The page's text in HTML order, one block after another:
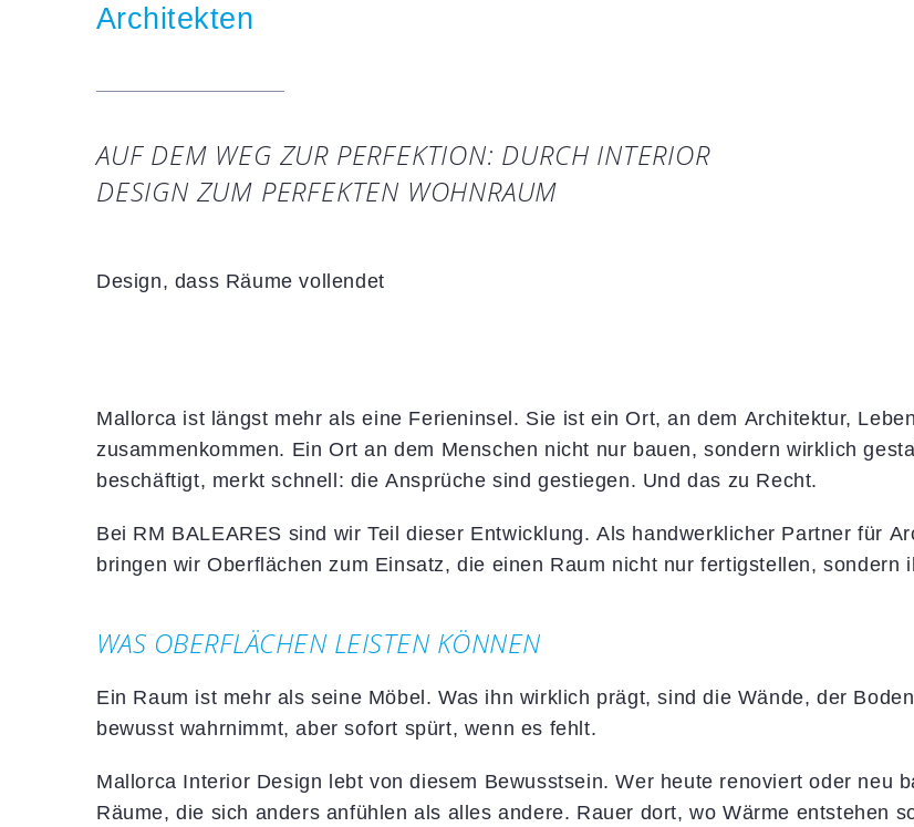
Architekten
AUF DEM WEG ZUR PERFEKTION: DURCH INTERIOR
DESIGN ZUM PERFEKTEN WOHNRAUM
Design, dass Räume vollendet
Mallorca ist längst mehr als eine Ferieninsel. Sie ist ein Ort, an dem Architektur,
zusammenkommen. Ein Ort an dem Menschen nicht nur bauen, sondern wirklich
beschäftigt, merkt schnell: die Ansprüche sind gestiegen. Und das zu Recht.
Bei RM BALEARES sind wir Teil dieser Entwicklung. Als handwerklicher Partner für
bringen wir Oberflächen zum Einsatz, die einen Raum nicht nur fertigstellen, sondern
WAS OBERFLÄCHEN LEISTEN KÖNNEN
Ein Raum ist mehr als seine Möbel. Was ihn wirklich prägt, sind die Wände, der
bewusst wahrnimmt, aber sofort spürt, wenn es fehlt.
Mallorca Interior Design lebt von diesem Bewusstsein. Wer heute renoviert oder neu
Räume, die sich anders anfühlen als alles andere. Rauer dort, wo Wärme entstehen